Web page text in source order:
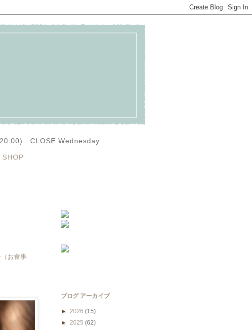
CLOSE Wednesday
SHOP
お食事
ブログ アーカイブ
► 2026 (15)
► 2025 (62)